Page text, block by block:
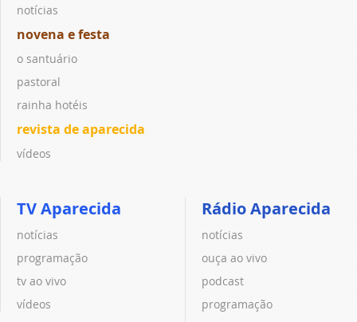
notícias
novena e festa
o santuário
pastoral
rainha hotéis
revista de aparecida
vídeos
TV Aparecida
notícias
programação
tv ao vivo
vídeos
Rádio Aparecida
notícias
ouça ao vivo
podcast
programação